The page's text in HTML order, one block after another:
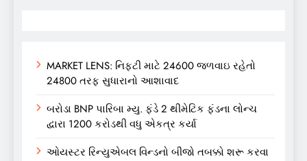
MARKET LENS: નિફ્ટી માટે 24600 જળવાઇ રહેતો
24800 તરફ સુધારાનો આશાવાદ
બરોડા BNP પારિબા મ્યુ. ફંડે 2 થીમેટિક ફંડના લોન્ચ
દ્વારા 1200 કરોડથી વધુ એકત્ર કર્યા
ઓયસ્ટર રિન્યુએબલ વિન્ડનો બીજો તબક્કો શરૂ કરવા